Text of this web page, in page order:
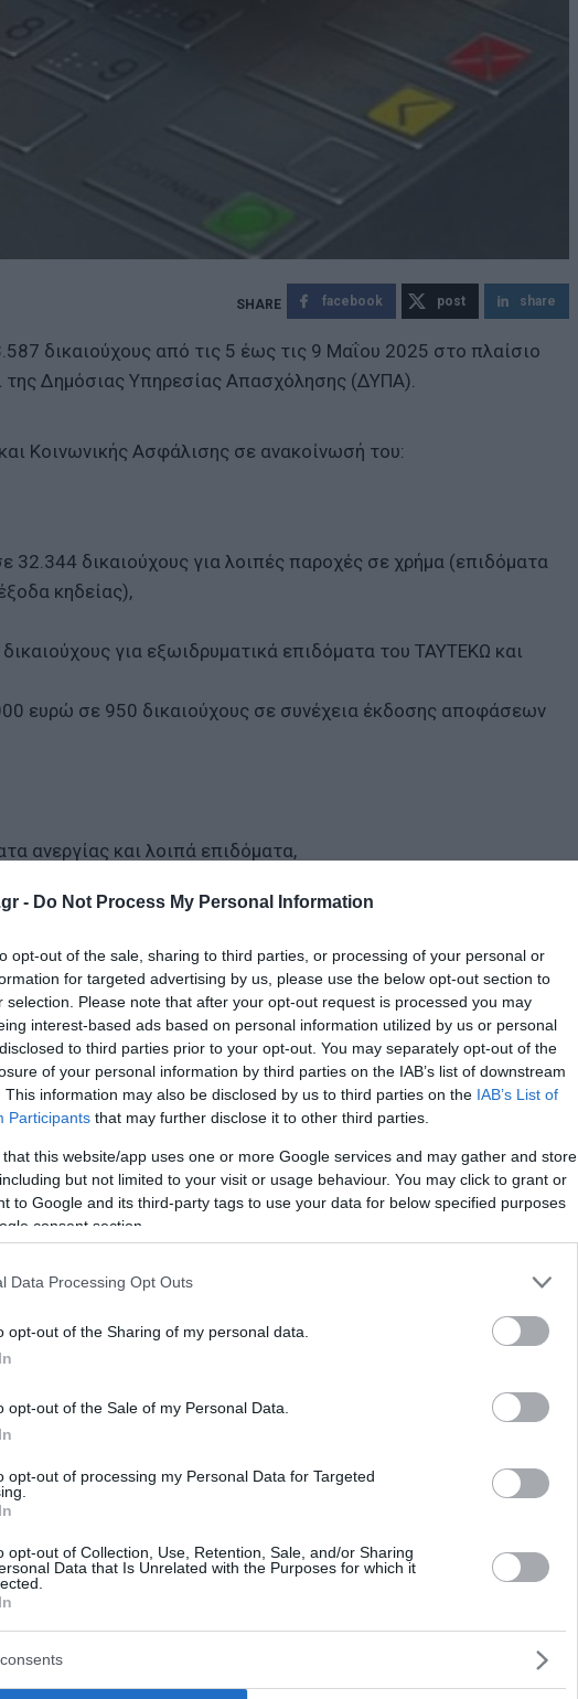
- Do Not Process My Personal Information
opt-out of the sale, sharing to third parties, or processing of your personal or
for targeted advertising by us, please use the below opt-out section to
selection. Please note that after your opt-out request is processed you may
interest-based ads based on personal information utilized by us or personal
to third parties prior to your opt-out. You may separately opt-out of the
of your personal information by third parties on the IAB’s list of downstream
This information may also be disclosed by us to third parties on the IAB’s List of
Participants that may further disclose it to other third parties.
that this website/app uses one or more Google services and may gather and store
but not limited to your visit or usage behaviour. You may click to grant or
to Google and its third-party tags to use your data for below specified purposes
consent section.
Data Processing Opt Outs
opt-out of the Sharing of my personal data.
opt-out of the Sale of my Personal Data.
opt-out of processing my Personal Data for Targeted
opt-out of Collection, Use, Retention, Sale, and/or Sharing
Data that Is Unrelated with the Purposes for which it
facebook post share
δικαιούχους από τις 5 έως τις 9 Μαΐου 2025 στο πλαίσιο
Δημόσιας Υπηρεσίας Απασχόλησης (ΔΥΠΑ).
Κοινωνικής Ασφάλισης σε ανακοίνωσή του:
δικαιούχους για λοιπές παροχές σε χρήμα (επιδόματα
κηδείας),
για εξωιδρυματικά επιδόματα του ΤΑΥΤΕΚΩ και
ευρώ σε 950 δικαιούχους σε συνέχεια έκδοσης αποφάσεων
ανεργίας και λοιπά επιδόματα,
μητρότητας,
επιδοτούμενων προγραμμάτων απασχόλησης και
μου».
- Ποιους αφορά
πώλησης και στα ενοίκια
Lykavitos.gr στο Google News
όλες τις ειδήσεις
για Όλους»:
Θεοδωρικάκος: «Στηρίζουμε